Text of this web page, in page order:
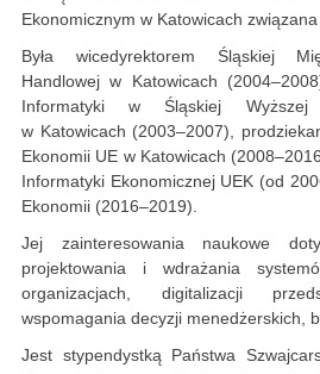
Ekonomicznym w Katowicach
Była wicedyrektorem Śląskiej
Handlowej w Katowicach
Informatyki w Śląskiej Wyższej
w Katowicach (2003–2007),
Ekonomii UE w Katowicach
Informatyki Ekonomicznej UEK (od
Ekonomii (2016–2019).
Jej zainteresowania naukowe
projektowania i wdrażania
organizacjach, digitalizacji
wspomagania decyzji menedżerskich,
Jest stypendystką Państwa